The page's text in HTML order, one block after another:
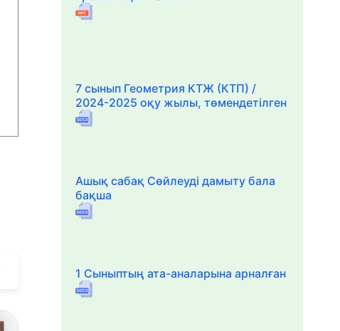
7 сынып Геометрия КТЖ (КТП) /
2024-2025 оқу жылы, төмендетілген
Ашық сабақ Сөйлеуді дамыту бала
бақша
1 Сыныптың ата-аналарына арналған